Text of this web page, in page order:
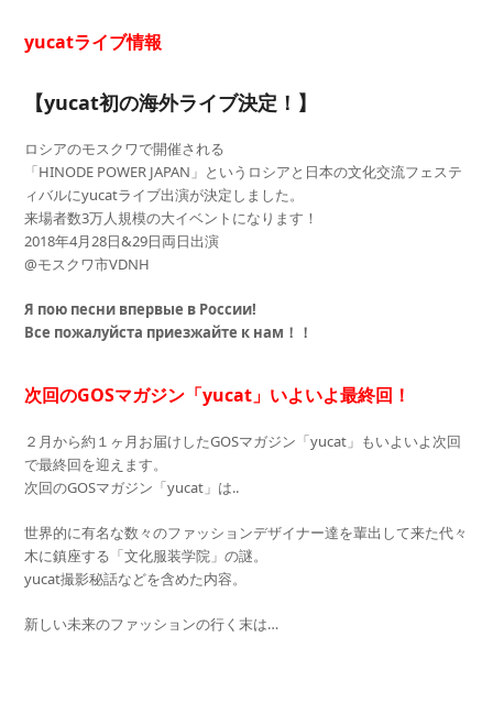
yucatライブ情報
【yucat初の海外ライブ決定！】
ロシアのモスクワで開催される
「HINODE POWER JAPAN」というロシアと日本の文化交流フェステ
ィバルにyucatライブ出演が決定しました。
来場者数3万人規模の大イベントになります！
2018年4月28日&29日両日出演
@モスクワ市VDNH
Я пою песни впервые в России!
Все пожалуйста приезжайте к нам！！
次回のGOSマガジン「yucat」いよいよ最終回！
２月から約１ヶ月お届けしたGOSマガジン「yucat」もいよいよ次回
で最終回を迎えます。
次回のGOSマガジン「yucat」は..
世界的に有名な数々のファッションデザイナー達を輩出して来た代々
木に鎮座する「文化服装学院」の謎。
yucat撮影秘話などを含めた内容。
新しい未来のファッションの行く末は…